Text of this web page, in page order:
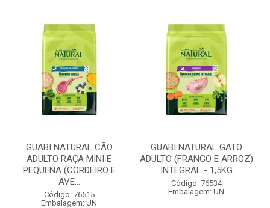
GUABI NATURAL CÃO
ADULTO RAÇA MINI E
PEQUENA (CORDEIRO E
AVE...
Código: 76515
Embalagem: UN
GUABI NATURAL GATO
ADULTO (FRANGO E ARROZ)
INTEGRAL - 1,5KG
Código: 76534
Embalagem: UN